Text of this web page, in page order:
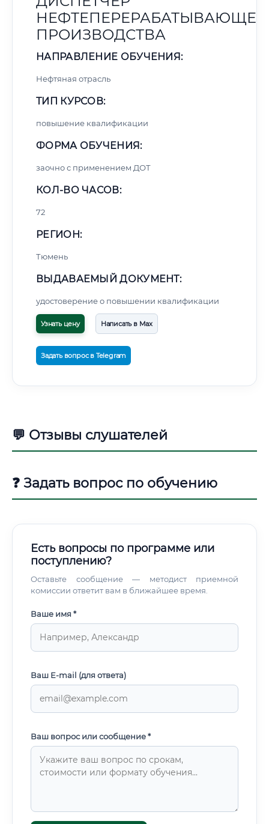
ПРОИЗВОДСТВА
НАПРАВЛЕНИЕ ОБУЧЕНИЯ:
Нефтяная отрасль
ТИП КУРСОВ:
повышение квалификации
ФОРМА ОБУЧЕНИЯ:
заочно с применением ДОТ
КОЛ-ВО ЧАСОВ:
72
РЕГИОН:
Тюмень
ВЫДАВАЕМЫЙ ДОКУМЕНТ:
удостоверение о повышении квалификации
Узнать цену Написать в Max
Задать вопрос в Telegram
💬 Отзывы слушателей
❓ Задать вопрос по обучению
Есть вопросы по программе или
поступлению?
Оставьте сообщение — методист приемной
комиссии ответит вам в ближайшее время.
Ваше имя *
Ваш E-mail (для ответа)
Ваш вопрос или сообщение *